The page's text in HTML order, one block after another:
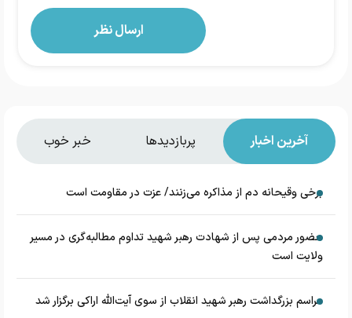
آخرین اخبار پربازدیدها خبر خوب
برخی وقیحانه دم از مذاکره می‌زنند/ عزت در مقاومت است
حضور مردمی پس از شهادت رهبر شهید تداوم مطالبه‌گری در مسیر
ولایت است
مراسم بزرگداشت رهبر شهید انقلاب از سوی آیت‌الله اراکی برگزار شد